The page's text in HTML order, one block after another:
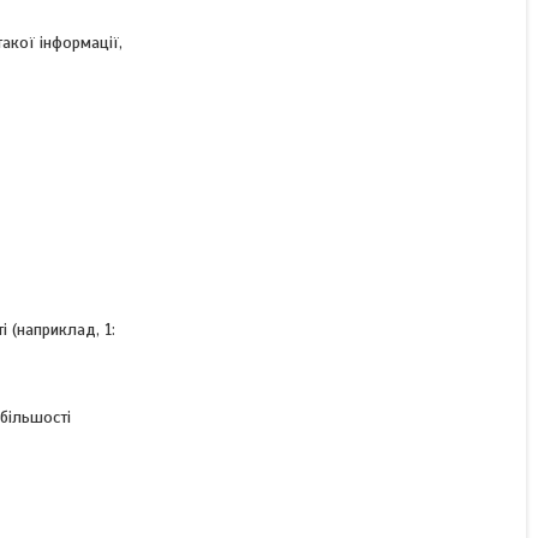
інформації,
(наприклад, 1: